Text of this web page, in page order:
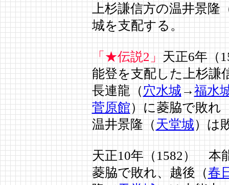
上杉謙信方の温井景隆
城を支配する。
「★伝説2」天正6年
能登を支配した上杉謙
長連龍（穴水城→福水
菅原館）に菱脇で敗
温井景隆（天堂城）は
天正10年（1582） 本
菱脇で敗れ、越後（春